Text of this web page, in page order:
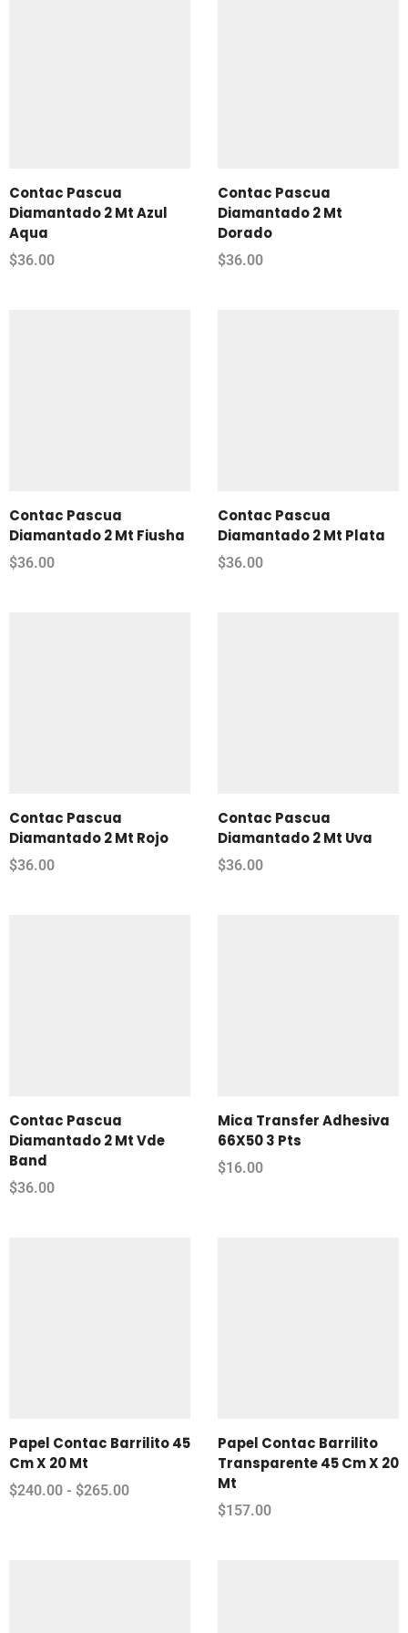
Contac Pascua
Diamantado 2 Mt Azul
Aqua
$36.00
Contac Pascua
Diamantado 2 Mt
Dorado
$36.00
Contac Pascua
Diamantado 2 Mt Fiusha
$36.00
Contac Pascua
Diamantado 2 Mt Plata
$36.00
Contac Pascua
Diamantado 2 Mt Rojo
$36.00
Contac Pascua
Diamantado 2 Mt Uva
$36.00
Contac Pascua
Diamantado 2 Mt Vde
Band
$36.00
Mica Transfer Adhesiva
66X50 3 Pts
$16.00
Papel Contac Barrilito 45
Cm X 20 Mt
$240.00 - $265.00
Papel Contac Barrilito
Transparente 45 Cm X 20
Mt
$157.00